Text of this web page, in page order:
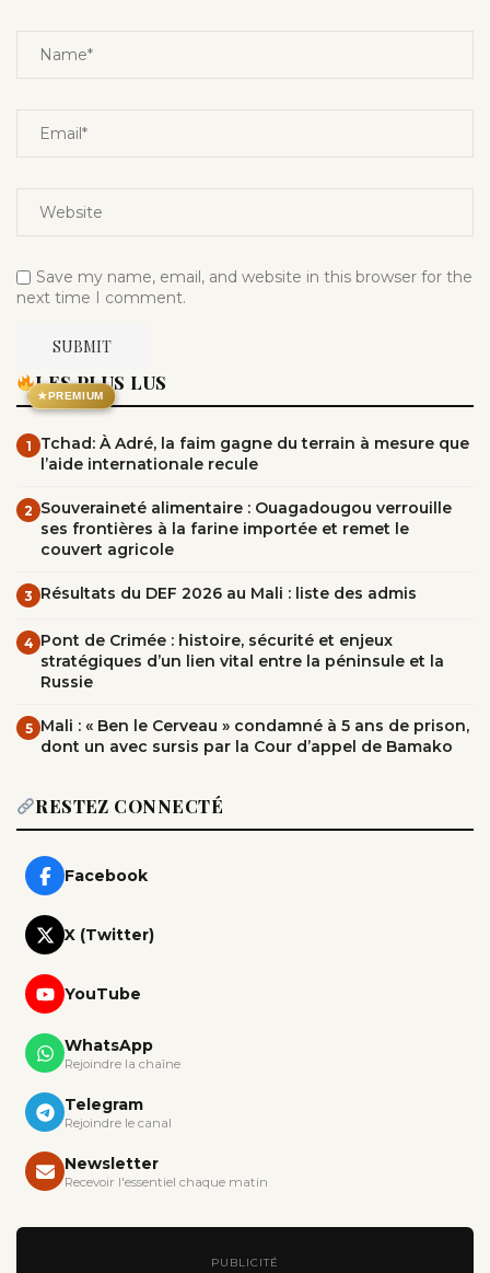
Save my name, email, and website in this browser for the
next time I comment.
★PREMIUM
LES PLUS LUS
1
Tchad: À Adré, la faim gagne du terrain à mesure que
l’aide internationale recule
2 Souveraineté alimentaire : Ouagadougou verrouille
ses frontières à la farine importée et remet le
couvert agricole
3 Résultats du DEF 2026 au Mali : liste des admis
4 Pont de Crimée : histoire, sécurité et enjeux
stratégiques d’un lien vital entre la péninsule et la
Russie
5 Mali : « Ben le Cerveau » condamné à 5 ans de prison,
dont un avec sursis par la Cour d’appel de Bamako
RESTEZ CONNECTÉ
Facebook
X (Twitter)
YouTube
WhatsApp
Rejoindre la chaîne
Telegram
Rejoindre le canal
Newsletter
Recevoir l'essentiel chaque matin
PUBLICITÉ